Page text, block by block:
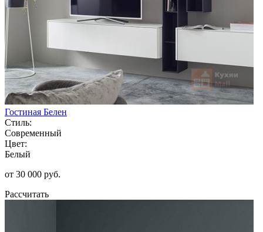
Гостиная Белен
Стиль:
Современный
Цвет:
Белый
от 30 000 руб.
Рассчитать